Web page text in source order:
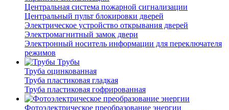
Центральная система пожарной сигнализации
Центральный пульт блокировки дверей
Электрическое устройство открывания дверей
Электромагнитный замок двери
Электронный носитель информации для переключателя
режимов
Трубы
Труба оцинкованная
Труба пластиковая гладкая
Труба пластиковая гофрированная
Фотоэлектрическое преобразование энергии